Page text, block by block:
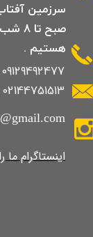
09129492477
02144751513
صبح
هستیم .
​​​​​​​​​اینستاگرام